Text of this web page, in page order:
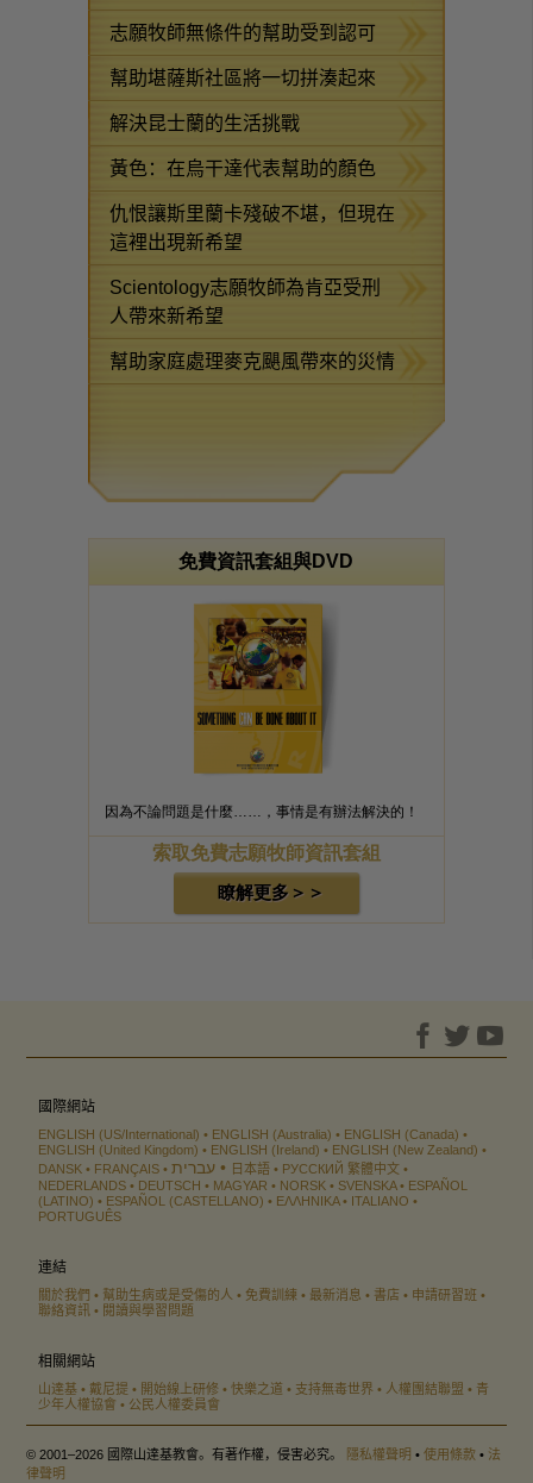
志願牧師無條件的幫助受到認可
幫助堪薩斯社區將一切拼湊起來
解決昆士蘭的生活挑戰
黃色：在烏干達代表幫助的顏色
仇恨讓斯里蘭卡殘破不堪，但現在
這裡出現新希望
Scientology志願牧師為肯亞受刑
人帶來新希望
幫助家庭處理麥克颶風帶來的災情
免費資訊套組與DVD
因為不論問題是什麼……，事情是有辦法解決的！
索取免費志願牧師資訊套組
瞭解更多＞＞
國際網站
ENGLISH (US/International) ENGLISH (Australia)
ENGLISH (Canada)
ENGLISH (United Kingdom)
ENGLISH (Ireland)
ENGLISH (New Zealand)
DANSK
FRANÇAIS עברית 日本語 РУССКИЙ 繁體中文
NEDERLANDS
DEUTSCH MAGYAR NORSK SVENSKA
ESPAÑOL
(LATINO)
ESPAÑOL (CASTELLANO) ΕΛΛΗΝΙΚA
ITALIANO
PORTUGUÊS
連結
關於我們 幫助生病或是受傷的人 免費訓練 最新消息 書店
申請研習班
聯絡資訊
閱讀與學習問題
相關網站
山達基 戴尼提 開始線上研修 快樂之道 支持無毒世界 人權團結聯盟
青
少年人權協會
公民人權委員會
© 2001–2026 國際山達基教會。有著作權，侵害必究。 隱私權聲明 •使用條款 • 法
律聲明